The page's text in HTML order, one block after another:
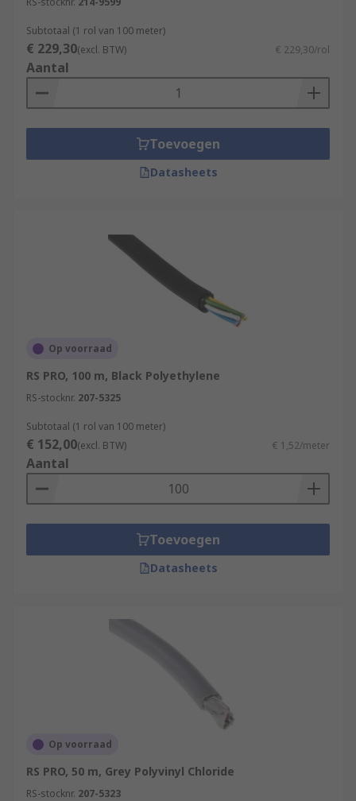
Subtotaal (1 rol van 100 meter)
€ 229,30(excl. BTW) € 229,30/rol
Aantal
Toevoegen
Datasheets
Op voorraad
RS PRO, 100 m, Black Polyethylene
RS-stocknr. 207-5325
Subtotaal (1 rol van 100 meter)
€ 152,00(excl. BTW) € 1,52/meter
Aantal
Toevoegen
Datasheets
Op voorraad
RS PRO, 50 m, Grey Polyvinyl Chloride
RS-stocknr. 207-5323